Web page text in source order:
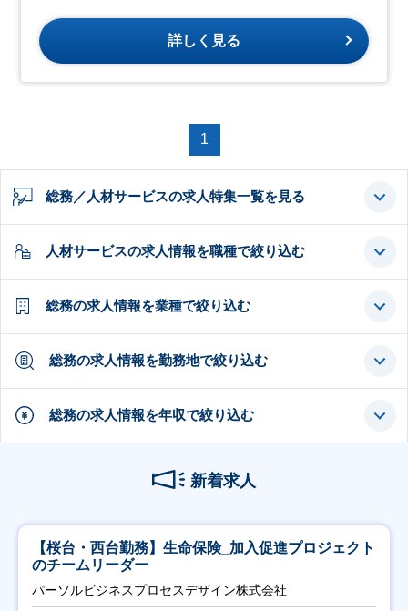
詳しく見る
1
総務／人材サービスの求人特集一覧を見る
人材サービスの求人情報を職種で絞り込む
総務の求人情報を業種で絞り込む
総務の求人情報を勤務地で絞り込む
総務の求人情報を年収で絞り込む
新着求人
【桜台・西台勤務】生命保険_加入促進プロジェクト
のチームリーダー
パーソルビジネスプロセスデザイン株式会社